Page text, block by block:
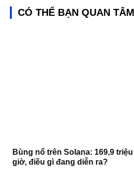
CÓ THỂ BẠN QUAN TÂM
Bùng nổ trên Solana: 169,9
giờ, điều gì đang diễn ra?